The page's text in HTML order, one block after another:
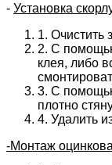
- Установка
1. Очистить
2. С
клея, либо
3. С
плотно
4. Удалить
-Монтаж